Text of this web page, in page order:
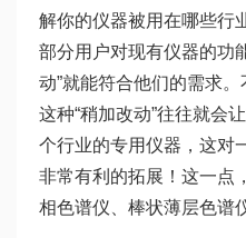
解你的仪器被用在哪些行
部分用户对现有仪器的功
动”就能符合他们的需求。
这种“稍加改动”往往就会
个行业的专用仪器，这对
非常有利的拓展！这一点
相色谱仪、棒状薄层色谱